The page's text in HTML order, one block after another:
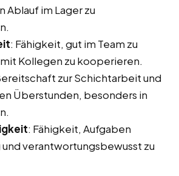
Ablauf im Lager zu
: Fähigkeit, gut im Team zu
Kollegen zu kooperieren.
zur Schichtarbeit und
Überstunden, besonders in
: Fähigkeit, Aufgaben
verantwortungsbewusst zu